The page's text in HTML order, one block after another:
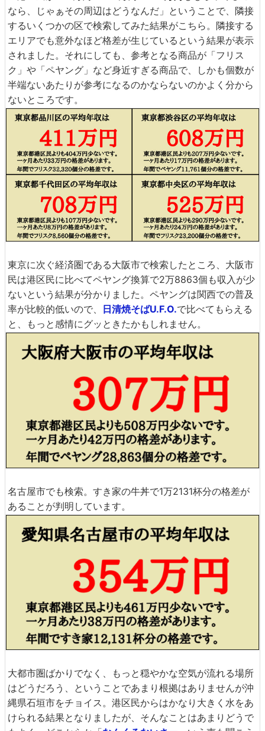
なら、じゃぁその周辺はどうなんだ」ということで、隣接
するいくつかの区で検索してみた結果がこちら。隣接する
エリアでも意外なほど格差が生じているという結果が表示
されました。それにしても、参考となる商品が「フリス
ク」や「ペヤング」など身近すぎる商品で、しかも個数が
半端ないあたりが参考になるのかならないのかよく分から
ないところです。
東京に次ぐ経済圏である大阪市で検索したところ、大阪市
民は港区民に比べてペヤング換算で2万8863個も収入が少
ないという結果が分かりました。ペヤングは関西での普及
率が比較的低いので、
日清焼そばU.F.O.で比べてもらえる
と、もっと感情にグッときたかもしれません。
名古屋市でも検索。すき家の牛丼で1万2131杯分の格差が
あることが判明しています。
大都市圏ばかりでなく、もっと穏やかな空気が流れる場所
はどうだろう、ということであまり根拠はありませんが沖
縄県石垣市をチョイス。港区民からはかなり大きく水をあ
けられる結果となりましたが、そんなことはあまりどうで